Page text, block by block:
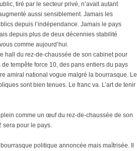
tiré par le secteur privé, n’avait autant
aussi sensiblement. Jamais les
depuis l’indépendance. Jamais le pays
depuis plus de deux décennies stabilité
comme aujourd’hui.
hall du rez-de-chaussée de son cabinet pour
tempête force 10, des pans entiers du pays
amiral national vogue malgré la bourrasque. Le
sont bien tenues. Le franc va. L’art de tenir
comme un œuf du rez-de-chaussée de son
sera pour le pays.
politique annoncée mais maîtrisée. Il